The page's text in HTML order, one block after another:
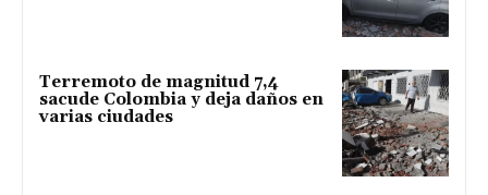
Terremoto de magnitud 7,4
sacude Colombia y deja daños en
varias ciudades